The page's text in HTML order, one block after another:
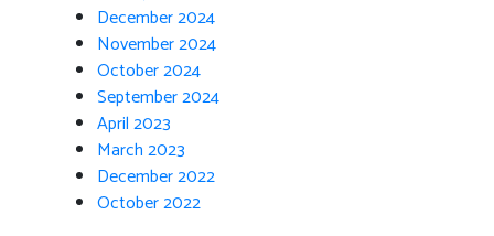
December 2024
November 2024
October 2024
September 2024
April 2023
March 2023
December 2022
October 2022